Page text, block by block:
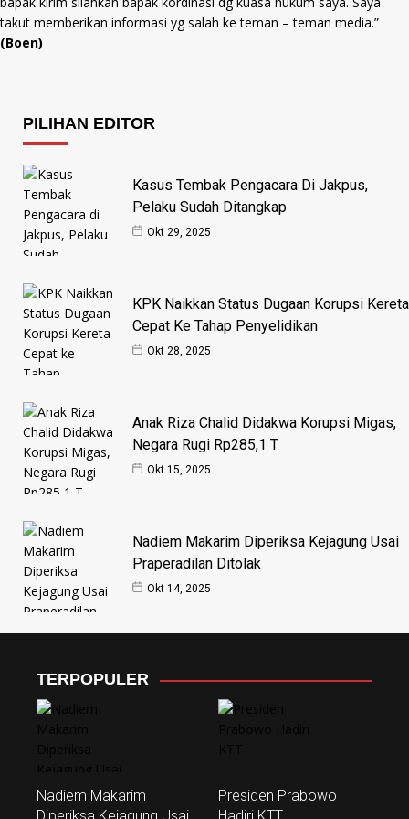
takut memberikan informasi yg salah ke teman – teman media.”
(Boen)
PILIHAN EDITOR
Kasus Tembak Pengacara Di Jakpus,
Pelaku Sudah Ditangkap
Okt 29, 2025
KPK Naikkan Status Dugaan Korupsi Kereta
Cepat Ke Tahap Penyelidikan
Okt 28, 2025
Anak Riza Chalid Didakwa Korupsi Migas,
Negara Rugi Rp285,1 T
Okt 15, 2025
Nadiem Makarim Diperiksa Kejagung Usai
Praperadilan Ditolak
Okt 14, 2025
TERPOPULER
Nadiem Makarim
Presiden Prabowo